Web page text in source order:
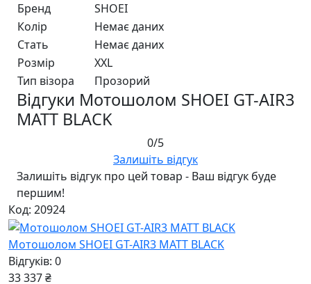
Бренд
SHOEI
Колір
Немає даних
Стать
Немає даних
Розмір
XXL
Тип візора
Прозорий
Відгуки Мотошолом SHOEI GT-AIR3
MATT BLACK
0/5
Залишіть відгук
Залишіть відгук про цей товар - Ваш відгук буде
першим!
Код: 20924
Мотошолом SHOEI GT-AIR3 MATT BLACK
Відгуків: 0
33 337 ₴